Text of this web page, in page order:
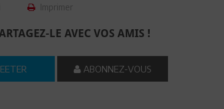
Imprimer
LE AVEC VOS AMIS !
ABONNEZ-VOUS